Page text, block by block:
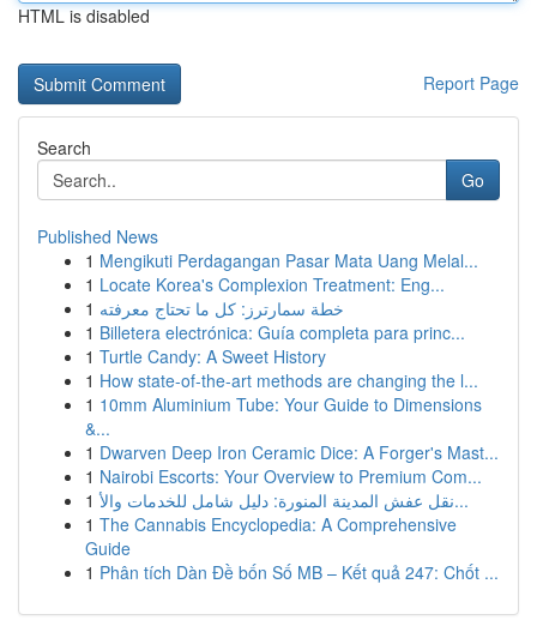
HTML is disabled
Report Page
Search
Go
Published News
1 Mengikuti Perdagangan Pasar Mata Uang Melal...
1 Locate Korea's Complexion Treatment: Eng...
1 خطة سمارترز: كل ما تحتاج معرفته
1 Billetera electrónica: Guía completa para princ...
1 Turtle Candy: A Sweet History
1 How state-of-the-art methods are changing the l...
1 10mm Aluminium Tube: Your Guide to Dimensions
&...
1 Dwarven Deep Iron Ceramic Dice: A Forger's Mast...
1 Nairobi Escorts: Your Overview to Premium Com...
1
نقل عفش المدينة المنورة: دليل شامل للخدمات والأ...
1 The Cannabis Encyclopedia: A Comprehensive
Guide
1 Phân tích Dàn Đề bốn Số MB – Kết quả 247: Chốt ...